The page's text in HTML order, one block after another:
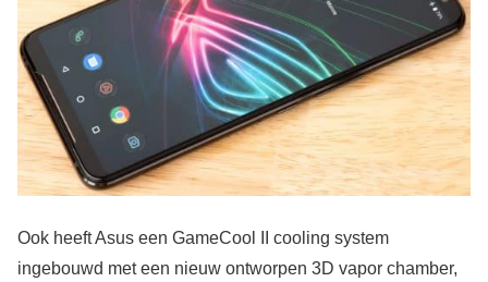
Ook heeft Asus een GameCool II cooling system
ingebouwd met een nieuw ontworpen 3D vapor chamber,